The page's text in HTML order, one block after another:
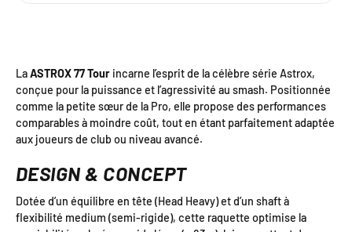
LaASTROX 77 Tour incarne l’esprit de la célèbre série Astrox,
conçue pour la puissance et l’agressivité au smash. Positionnée
comme la petite sœur de la Pro, elle propose des performances
comparables à moindre coût, tout en étant parfaitement adaptée
aux joueurs de club ou niveau avancé.
DESIGN & CONCEPT
Dotée d’un équilibre en tête (Head Heavy) et d’un shaft à
flexibilité medium (semi-rigide), cette raquette optimise la